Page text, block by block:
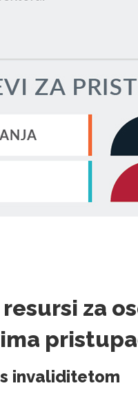
za
invaliditetom